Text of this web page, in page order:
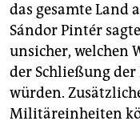
abo
genossenschaft
epaper login
das gesamte Land
Sándor Pintér
unsicher, welchen
der Schließung
würden.
Militäreinheiten